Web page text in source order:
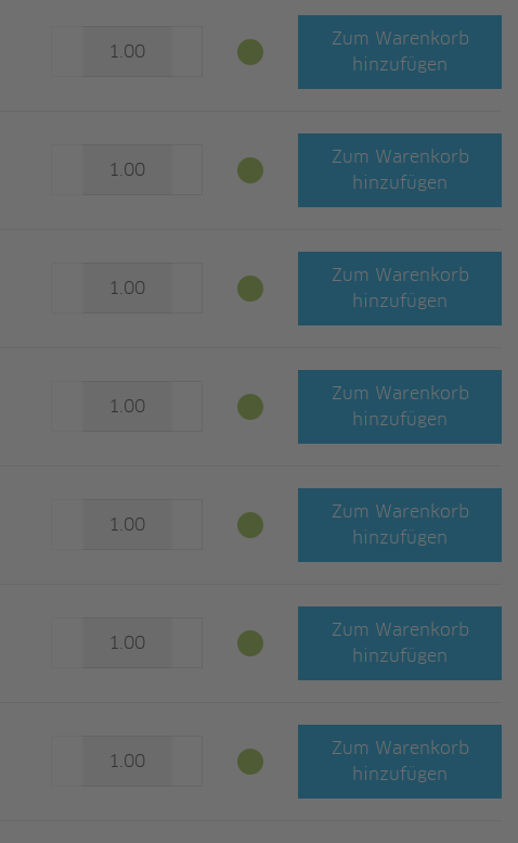
Zum Warenkorb
hinzufügen
Zum Warenkorb
hinzufügen
Zum Warenkorb
hinzufügen
Zum Warenkorb
hinzufügen
Zum Warenkorb
hinzufügen
Zum Warenkorb
hinzufügen
Zum Warenkorb
hinzufügen